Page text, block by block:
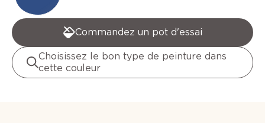
Commandez un pot d'essai
Choisissez le bon type de peinture dans
cette couleur